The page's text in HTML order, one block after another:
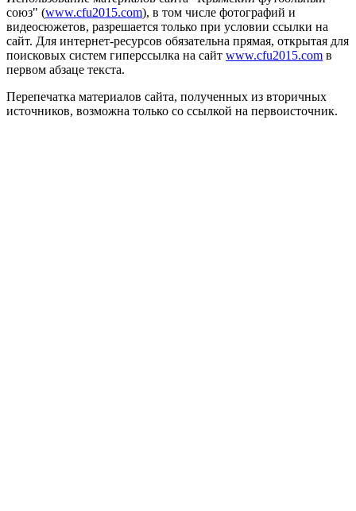
союз" (www.cfu2015.com), в том числе фотографий и
видеосюжетов, разрешается только при условии ссылки на
сайт. Для интернет-ресурсов обязательна прямая, открытая для
поисковых систем гиперссылка на сайт www.cfu2015.com в
первом абзаце текста.
Перепечатка материалов сайта, полученных из вторичных
источников, возможна только со ссылкой на первоисточник.